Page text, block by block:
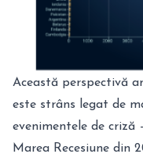
Această perspectivă
este strâns legat de
evenimentele de criză
Marea Recesiune din